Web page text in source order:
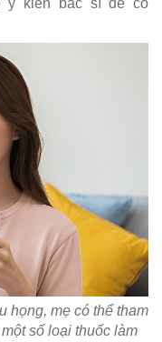
ý kiến bác sĩ để có
họng, mẹ có thể tham
số loại thuốc làm